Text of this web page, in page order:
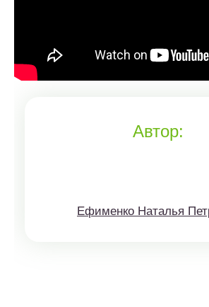
Автор:
Ефименко Наталья